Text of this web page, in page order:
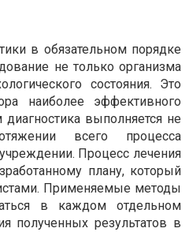
в обязательном порядке
не только организма
состояния. Это
наиболее эффективного
выполняется не
всего процесса
Процесс лечения
плану, который
Применяемые методы
в каждом отдельном
полученных результатов в